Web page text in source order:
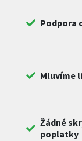
Podpora
Mluvíme
Žádné
poplatky